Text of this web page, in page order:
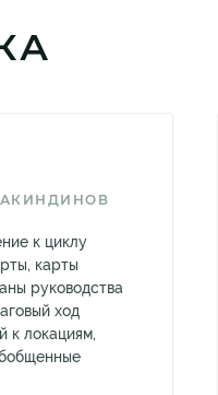
к циклу
карты
руководства
ход
к локациям,